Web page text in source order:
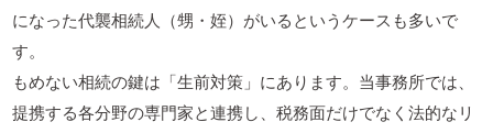
になった代襲相続人（甥・姪）がいるというケースも多いで
す。
もめない相続の鍵は「生前対策」にあります。当事務所では、
提携する各分野の専門家と連携し、税務面だけでなく法的なリ